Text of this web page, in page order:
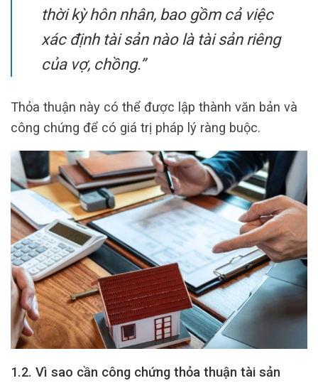
thời kỳ hôn nhân, bao gồm cả việc
xác định tài sản nào là tài sản riêng
của vợ, chồng.”
Thỏa thuận này có thể được lập thành văn bản và
công chứng để có giá trị pháp lý ràng buộc.
1.2. Vì sao cần công chứng thỏa thuận tài sản